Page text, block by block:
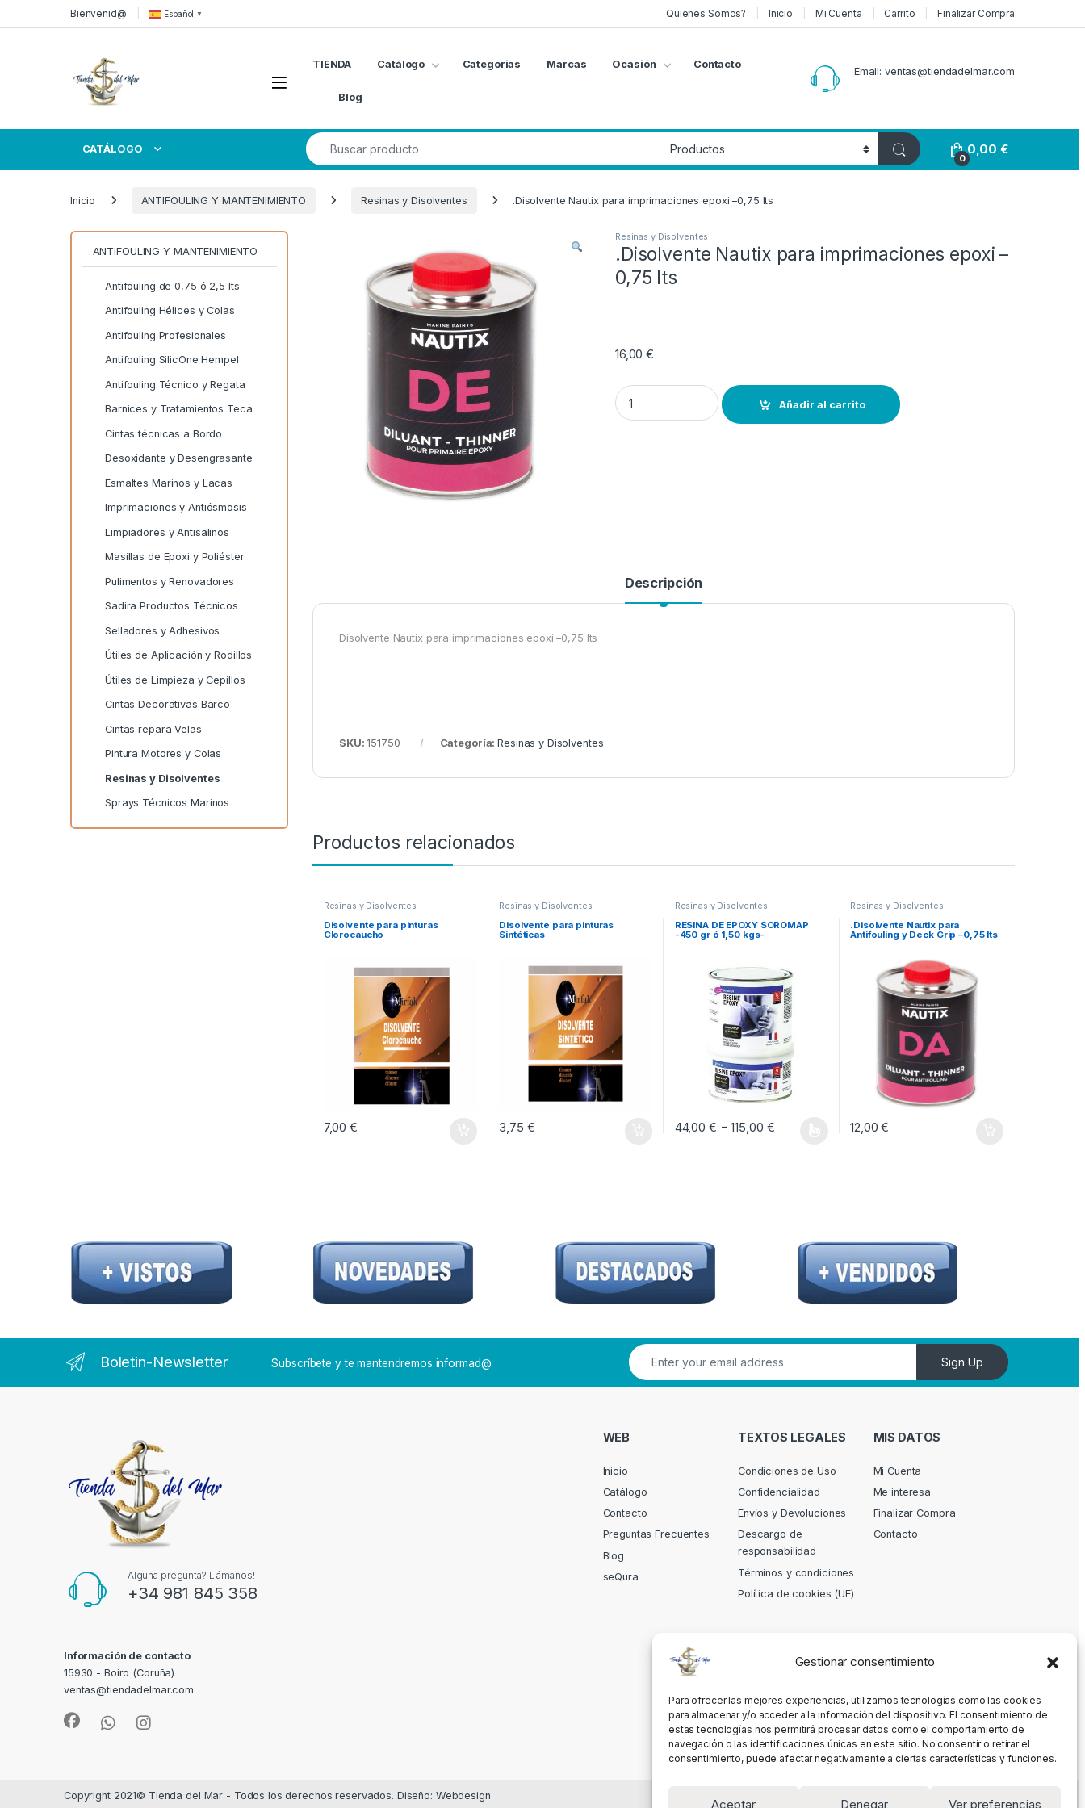
Gestionar consentimiento
Para ofrecer las mejores experiencias, utilizamos tecnologías como las cookies
para almacenar y/o acceder a la información del dispositivo. El consentimiento de
estas tecnologías nos permitirá procesar datos como el comportamiento de
navegación o las identificaciones únicas en este sitio. No consentir o retirar el
consentimiento, puede afectar negativamente a ciertas características y funciones.
Aceptar Denegar Ver preferencias
Skip to navigation
Skip to contentBienvenid@ Español ▼ Quienes Somos? Inicio Mi Cuenta Carrito Finalizar Compra
Open
TIENDA Catálogo Categorias Marcas Ocasión Contacto
Blog
Email: ventas@tiendadelmar.com
CATÁLOGO
Search for:
0
0,00€
Inicio ANTIFOULING Y MANTENIMIENTO Resinas y Disolventes .Disolvente Nautix para imprimaciones epoxi –0,75 lts
Resinas y Disolventes
.Disolvente Nautix para imprimaciones epoxi –
0,75 lts
16,00€
.Disolvente Nautix para imprimaciones epoxi –0,75 lts quantity
Añadir al carrito
Descripción
Disolvente Nautix para imprimaciones epoxi –0,75 lts
SKU:151750 Categoría:Resinas y Disolventes
Productos relacionados
Resinas y Disolventes
Disolvente para pinturas
Clorocaucho
7,00€
Resinas y Disolventes
Disolvente para pinturas
Sintéticas
3,75 €
Resinas y Disolventes
RESINA DE EPOXY SOROMAP
-450 gr ó 1,50 kgs-
44,00 € - 115,00 €Rango de precios: desde 44,00 € hasta
Resinas y Disolventes
.Disolvente Nautix para
Antifouling y Deck Grip –0,75 lts
12,00€
ANTIFOULING Y MANTENIMIENTO
Antifouling de 0,75 ó 2,5 lts
Antifouling Hélices y Colas
Antifouling Profesionales
Antifouling SilicOne Hempel
Antifouling Técnico y Regata
Barnices y Tratamientos Teca
Cintas técnicas a Bordo
Desoxidante y Desengrasante
Esmaltes Marinos y Lacas
Imprimaciones y Antiósmosis
Limpiadores y Antisalinos
Masillas de Epoxi y Poliéster
Pulimentos y Renovadores
Sadira Productos Técnicos
Selladores y Adhesivos
Útiles de Aplicación y Rodillos
Útiles de Limpieza y Cepillos
Cintas Decorativas Barco
Cintas repara Velas
Pintura Motores y Colas
Resinas y Disolventes
Sprays Técnicos Marinos
Boletin-Newsletter Subscríbete y te mantendremos informad@ Sign Up
Alguna pregunta? Llámanos!
+34 981 845 358
Información de contacto
15930 - Boiro (Coruña)
ventas@tiendadelmar.com
WEB
Inicio
Catálogo
Contacto
Preguntas Frecuentes
Blog
seQura
TEXTOS LEGALES
Condiciones de Uso
Confidencialidad
Envíos y Devoluciones
Descargo de
responsabilidad
Términos y condiciones
Política de cookies (UE)
MIS DATOS
Mi Cuenta
Me interesa
Finalizar Compra
Contacto
Copyright 2021© Tienda del Mar - Todos los derechos reservados. Diseño: Webdesign